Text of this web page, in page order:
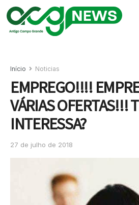
Início Noticias
EMPREGO!!!!
VÁRIAS OFERTAS!!!
INTERESSA?
27 de julho de 2018